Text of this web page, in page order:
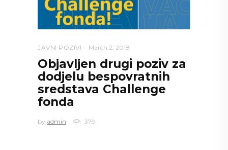
JAVNI POZIVI March 2, 2018
Objavljen drugi poziv za
dodjelu bespovratnih
sredstava Challenge
fonda
by admin 379